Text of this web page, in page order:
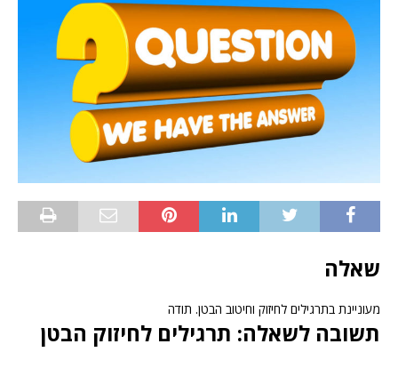
שאלה
מעוניינת בתרגילים לחיזוק וחיטוב הבטן. תודה
תשובה לשאלה: תרגילים לחיזוק הבטן